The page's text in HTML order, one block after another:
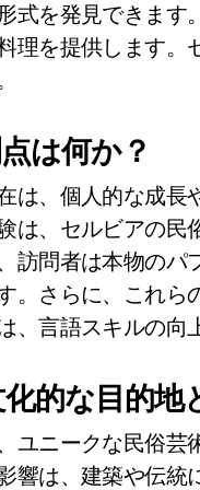
式を発見できま
理を提供します
は何か？
は、個人的な成
は、セルビアの
訪問者は本物の
。さらに、これ
、言語スキルの
的な目的
ユニークな民俗
響は、建築や伝